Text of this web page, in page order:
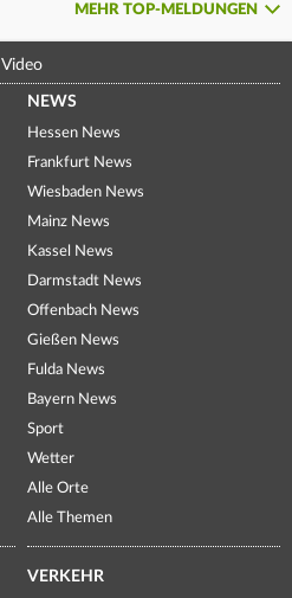
MEHR TOP-MELDUNGEN
Video
NEWS
Hessen News
Frankfurt News
Wiesbaden News
Mainz News
Kassel News
Darmstadt News
Offenbach News
Gießen News
Fulda News
Bayern News
Sport
Wetter
Alle Orte
Alle Themen
VERKEHR